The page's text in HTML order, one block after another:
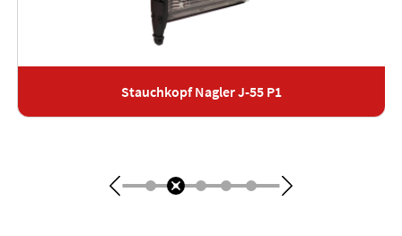
Stauchkopf Nagler J-55 P1